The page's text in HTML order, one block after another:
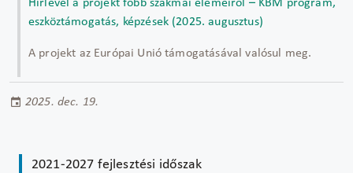
Hírlevél a projekt főbb szakmai elemeiről – KBM program,
eszköztámogatás, képzések (2025. augusztus)
A projekt az Európai Unió támogatásával valósul meg.
2025. dec. 19.
2021-2027 fejlesztési időszak